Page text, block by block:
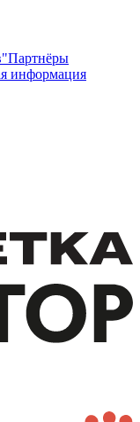
Партнёры
информация